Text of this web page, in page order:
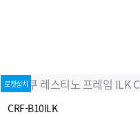
로켓설치
CRF-B10ILK